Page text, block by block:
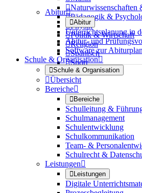
Naturwissenschaften
Pädagogik &
Physik
Politik & Wirtschaft
Religion
Spanisch
Sport
Abitur
Abitur
Unterrichtsplanung in
Abitur- und
Software zur
Schule & Organisation
Schule & Organisation
Übersicht
Bereiche
Bereiche
Schulleitung &
Schulmanagement
Schulentwicklung
Schulkommunikation
Team- &
Schulrecht &
Leistungen
Leistungen
Digitale